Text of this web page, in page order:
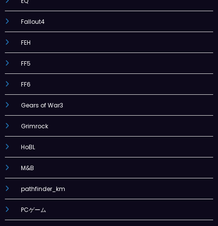
Fallout4
FEH
FF5
FF6
Gears of War3
Grimrock
HoBL
M&B
pathfinder_km
PCゲーム